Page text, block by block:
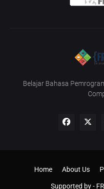
Belajar Bahasa
Supported by -
Home About Us